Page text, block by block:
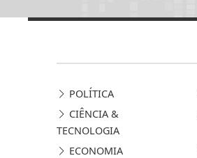
POLÍTICA
CIÊNCIA &
TECNOLOGIA
ECONOMIA